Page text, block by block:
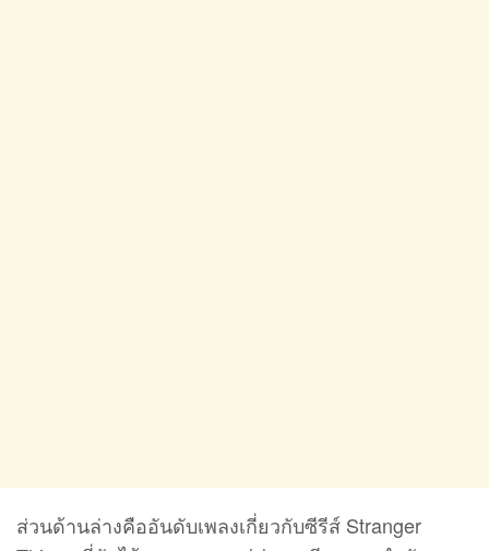
ส่วนด้านล่างคืออันดับเพลงเกี่ยวกับซีรีส์ Stranger